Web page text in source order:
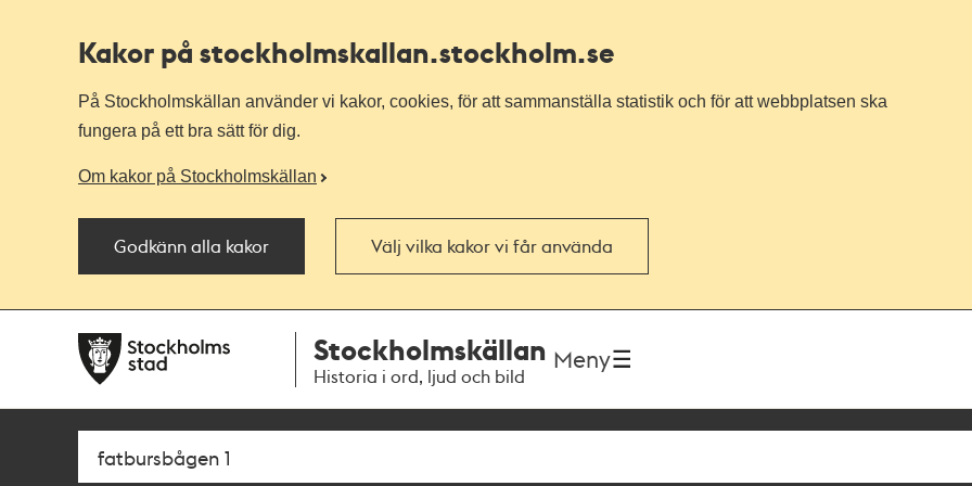
Kakor på stockholmskallan.stockholm.se
På Stockholmskällan använder vi kakor, cookies, för att sammanställa statistik och för att webbplatsen ska
fungera på ett bra sätt för dig.
Om kakor på Stockholmskällan
Godkänn alla kakor Välj vilka kakor vi får använda
navigationen
huvudinnehållet
Stockholmskällan
Historia i ord, ljud och bild
Meny
Sök